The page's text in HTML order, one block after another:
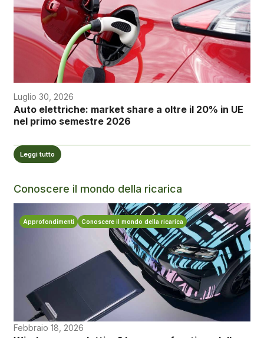
Luglio 30, 2026
Auto elettriche: market share a oltre il 20% in UE
nel primo semestre 2026
Leggi tutto
Conoscere il mondo della ricarica
Approfondimenti Conoscere il mondo della ricarica
Febbraio 18, 2026